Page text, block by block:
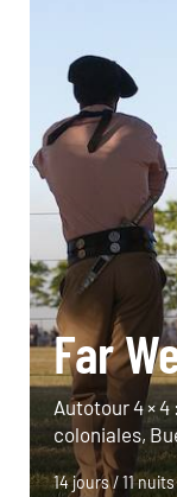
Far
Autotour 4 ×
coloniales,
14 jours / 11 nuits